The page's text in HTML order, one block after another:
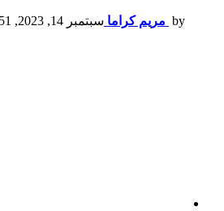
by مريم كراما سبتمبر 14, 2023, 5:51 م